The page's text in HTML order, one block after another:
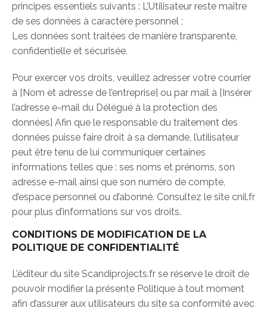
principes essentiels suivants : L’Utilisateur reste maître
de ses données à caractère personnel ;
Les données sont traitées de manière transparente,
confidentielle et sécurisée.
Pour exercer vos droits, veuillez adresser votre courrier
à [Nom et adresse de l’entreprise] ou par mail à [Insérer
l’adresse e-mail du Délégué à la protection des
données] Afin que le responsable du traitement des
données puisse faire droit à sa demande, l’utilisateur
peut être tenu de lui communiquer certaines
informations telles que : ses noms et prénoms, son
adresse e-mail ainsi que son numéro de compte,
d’espace personnel ou d’abonné. Consultez le site cnil.fr
pour plus d’informations sur vos droits.
CONDITIONS DE MODIFICATION DE LA
POLITIQUE DE CONFIDENTIALITÉ
L’éditeur du site Scandiprojects.fr se réserve le droit de
pouvoir modifier la présente Politique à tout moment
afin d’assurer aux utilisateurs du site sa conformité avec